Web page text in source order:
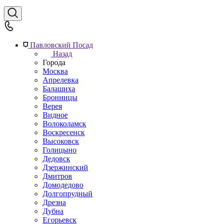
Павловский Посад
Назад
Города
Москва
Апрелевка
Балашиха
Бронницы
Верея
Видное
Волоколамск
Воскресенск
Высоковск
Голицыно
Дедовск
Дзержинский
Дмитров
Домодедово
Долгопрудный
Дрезна
Дубна
Егорьевск